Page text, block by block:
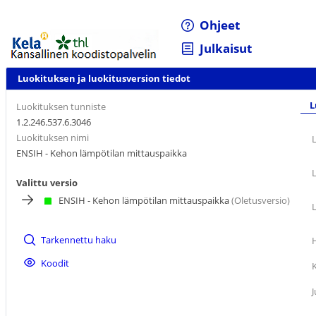
Ohjeet
Julkaisut
Luokituksen ja luokitusversion tiedot
Luokituksen tunniste
1.2.246.537.6.3046
Luokituksen nimi
ENSIH - Kehon lämpötilan mittauspaikka
Valittu versio
ENSIH - Kehon lämpötilan mittauspaikka(Oletusversio)
Tarkennettu haku
Koodit